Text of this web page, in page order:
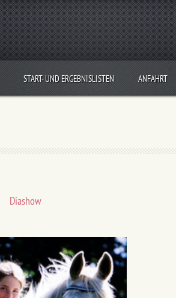
START- UND ERGEBNISLISTEN ANFAHRT
Diashow